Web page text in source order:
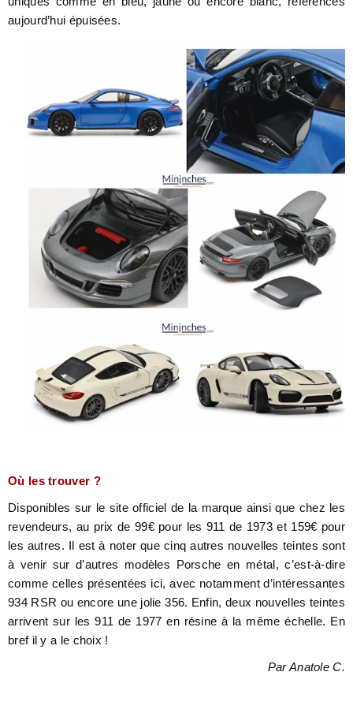
aujourd’hui épuisées.
Où les trouver ?
Disponibles sur le site officiel de la marque ainsi que chez les
revendeurs, au prix de 99€ pour les 911 de 1973 et 159€ pour
les autres. Il est à noter que cinq autres nouvelles teintes sont
à venir sur d’autres modèles Porsche en métal, c’est-à-dire
comme celles présentées ici, avec notamment d’intéressantes
934 RSR ou encore une jolie 356. Enfin, deux nouvelles teintes
arrivent sur les 911 de 1977 en résine à la même échelle. En
bref il y a le choix !
Par Anatole C.